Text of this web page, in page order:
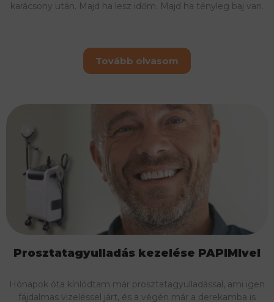
karácsony után. Majd ha lesz időm. Majd ha tényleg baj van.
Tovább olvasom
Prosztatagyulladás kezelése PAPIMIvel
Hónapok óta kínlódtam már prosztatagyulladással, ami igen
fájdalmas vizeléssel járt, és a végén már a derekamba is